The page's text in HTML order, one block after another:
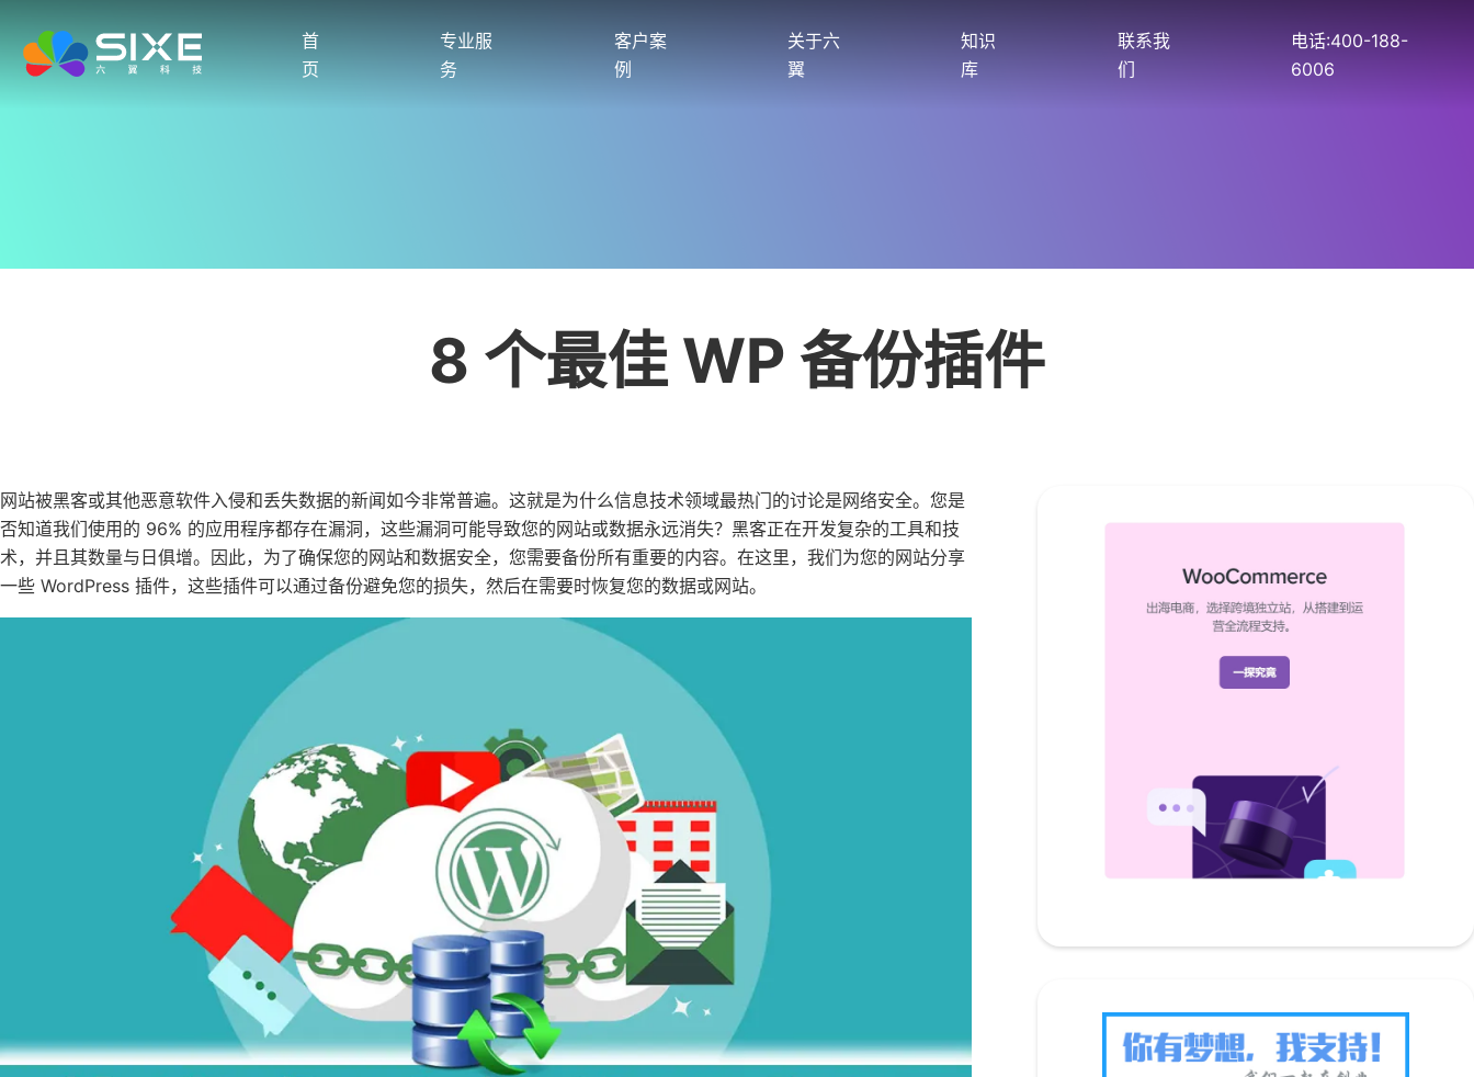
首
页
专业服
务
客户案
例
关于六
翼
知识
库
联系我
们
电话:400-188-
6006
8 个最佳 WP 备份插件
网站被黑客或其他恶意软件入侵和丢失数据的新闻如今非常普遍。这就是为什么信息技术领域最热门的讨论是网络安全。您是
否知道我们使用的 96% 的应用程序都存在漏洞，这些漏洞可能导致您的网站或数据永远消失？黑客正在开发复杂的工具和技
术，并且其数量与日俱增。因此，为了确保您的网站和数据安全，您需要备份所有重要的内容。在这里，我们为您的网站分享
一些 WordPress 插件，这些插件可以通过备份避免您的损失，然后在需要时恢复您的数据或网站。